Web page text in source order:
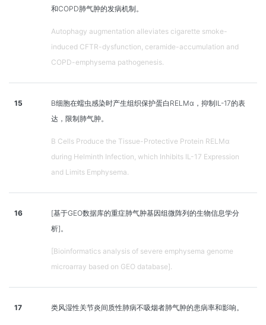
和COPD肺气肿的发病机制。
Autophagy augmentation alleviates cigarette smoke-
induced CFTR-dysfunction, ceramide-accumulation and
COPD-emphysema pathogenesis.
15
B细胞在蠕虫感染时产生组织保护蛋白RELMα，抑制IL-17的表
达，限制肺气肿。
B Cells Produce the Tissue-Protective Protein RELMα
during Helminth Infection, which Inhibits IL-17 Expression
and Limits Emphysema.
16
[基于GEO数据库的重症肺气肿基因组微阵列的生物信息学分
析]。
[Bioinformatics analysis of severe emphysema genome
microarray based on GEO database].
17 类风湿性关节炎间质性肺病不吸烟者肺气肿的患病率和影响。